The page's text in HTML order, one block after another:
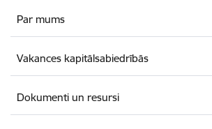
Par mums
Vakances kapitālsabiedrībās
Dokumenti un resursi